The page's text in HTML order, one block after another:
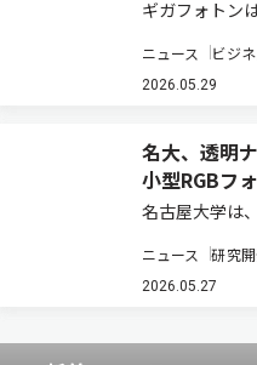
ギガフォトン
制を強化する
近年、AI需要
ニュース ビジ
2026.05.29
名大、透明
小型RGBフ
名古屋大学は
開発し、高い
備えた高性能
ニュース 研究
2026.05.27